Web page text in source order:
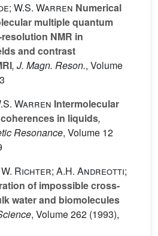
W.S. Warren Numerical
multiple quantum
NMR in
and contrast
, J. Magn. Reson., Volume
Warren Intermolecular
in liquids,
Resonance, Volume 12
Richter; A.H. Andreotti;
of impossible cross-
water and biomolecules
, Volume 262 (1993),